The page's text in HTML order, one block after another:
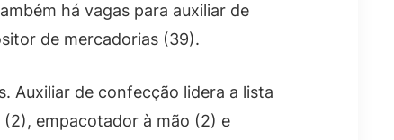
há vagas para auxiliar de
de mercadorias (39).
Auxiliar de confecção lidera a lista
(2), empacotador à mão (2) e